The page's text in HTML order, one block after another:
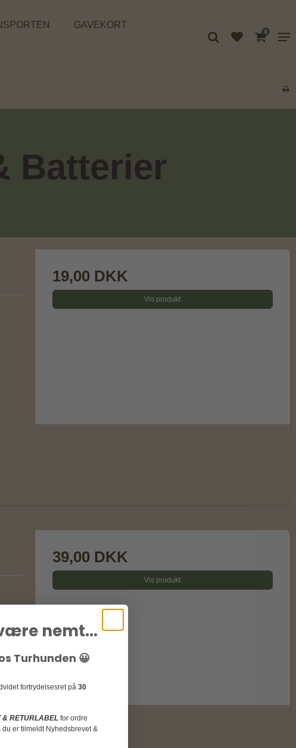
GAVEKORT
0
Batterier
19,00 DKK
Vis produkt
39,00 DKK
Vis produkt
nemt...
Turhunden 😀
fortrydelsesret på 30
& RETURLABEL for ordre
du er tilmeldt Nyhedsbrevet &